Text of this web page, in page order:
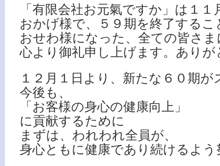
「有限会社お元氣ですか」は１
おかげ様で、５９期を終了する
おせわ様になった、全ての皆さま
心より御礼申し上げます。あり
１２月１日より、新たな６０期
今後も、
「お客様の身心の健康向上」
に貢献するために
まずは、われわれ全員が、
身心ともに健康であり続けるよ